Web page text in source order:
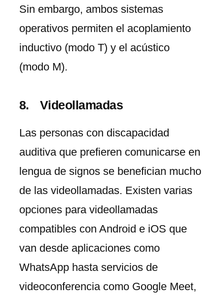
Sin embargo, ambos sistemas
operativos permiten el acoplamiento
inductivo (modo T) y el acústico
(modo M).
Videollamadas
Las personas con discapacidad
auditiva que prefieren comunicarse en
lengua de signos se benefician mucho
de las videollamadas. Existen varias
opciones para videollamadas
compatibles con Android e iOS que
van desde aplicaciones como
WhatsApp hasta servicios de
videoconferencia como Google Meet,